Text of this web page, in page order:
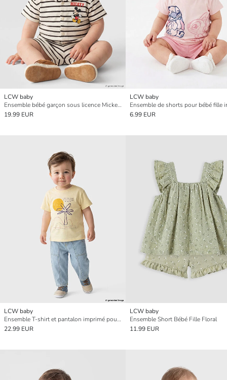
LCW baby
Ensemble bébé garçon sous licence Mickey Mouse
19.99 EUR
LCW baby
6.99 EUR
LCW baby
Ensemble T-shirt et pantalon imprimé pour bébé garçon
22.99 EUR
LCW baby
Ensemble Short Bébé Fille Floral
11.99 EUR